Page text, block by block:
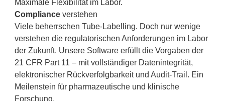
Maximale Flexibilität im Labor.
Compliance verstehen
Viele beherrschen Tube-Labelling. Doch nur wenige
verstehen die regulatorischen Anforderungen im Labor
der Zukunft. Unsere Software erfüllt die Vorgaben der
21 CFR Part 11 – mit vollständiger Datenintegrität,
elektronischer Rückverfolgbarkeit und Audit-Trail. Ein
Meilenstein für pharmazeutische und klinische
Forschung.